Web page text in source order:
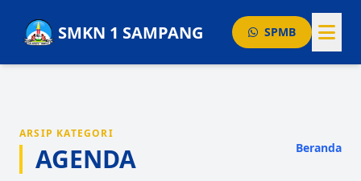
SMKN 1 SAMPANG SPMB
AGENDA
PENGUMUMAN
ARSIP KATEGORI
AGENDA Beranda